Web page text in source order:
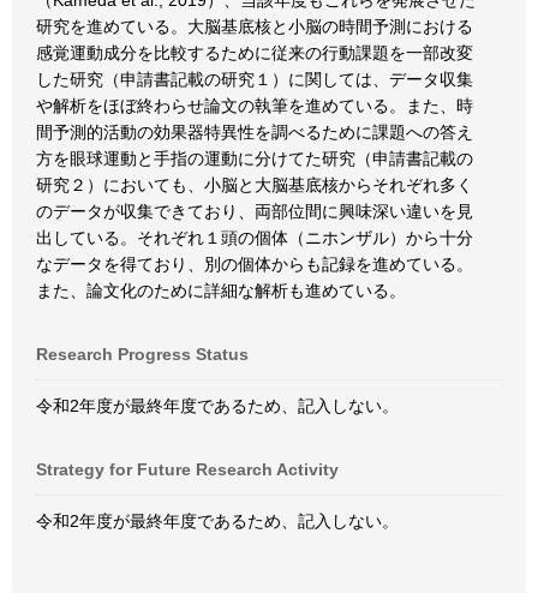
研究を進めている。大脳基底核と小脳の時間予測における
感覚運動成分を比較するために従来の行動課題を一部改変
した研究（申請書記載の研究１）に関しては、データ収集
や解析をほぼ終わらせ論文の執筆を進めている。また、時
間予測的活動の効果器特異性を調べるために課題への答え
方を眼球運動と手指の運動に分けてた研究（申請書記載の
研究２）においても、小脳と大脳基底核からそれぞれ多く
のデータが収集できており、両部位間に興味深い違いを見
出している。それぞれ１頭の個体（ニホンザル）から十分
なデータを得ており、別の個体からも記録を進めている。
また、論文化のために詳細な解析も進めている。
Research Progress Status
令和2年度が最終年度であるため、記入しない。
Strategy for Future Research Activity
令和2年度が最終年度であるため、記入しない。